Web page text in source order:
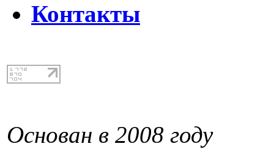
Контакты
Основан в 2008 году